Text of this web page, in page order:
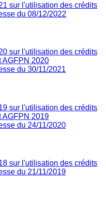
sur l'utilisation des crédits
du 08/12/2022
sur l'utilisation des crédits
AGFPN 2020
du 30/11/2021
sur l'utilisation des crédits
AGFPN 2019
du 24/11/2020
sur l'utilisation des crédits
du 21/11/2019